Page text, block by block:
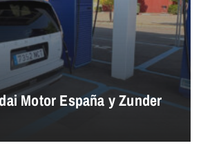
Motor España y Zunder